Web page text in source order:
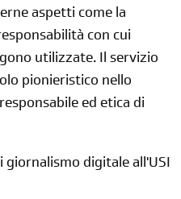
aspetti come la
con cui
utilizzate. Il servizio
pionieristico nello
ed etica di
giornalismo digitale all'USI